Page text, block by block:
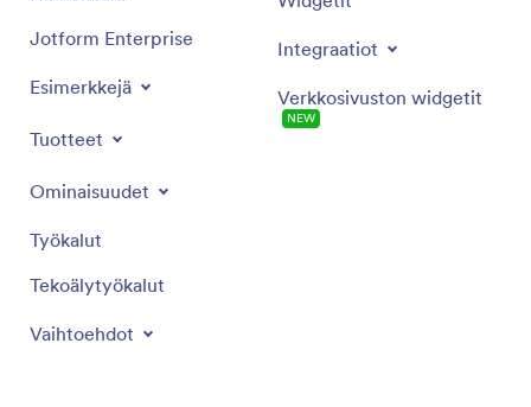
Jotform Enterprise
Esimerkkejä
Tuotteet
Ominaisuudet
Työkalut
Tekoälytyökalut
Vaihtoehdot
Integraatiot
Verkkosivuston widgetit
NEW